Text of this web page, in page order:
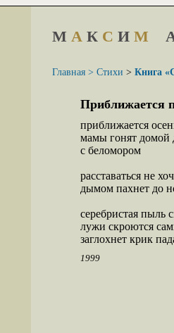
М А К С И М
Главная > Стихи > Книга
Приближается
приближается
мамы гонят домой
с беломором
расставаться не
дымом пахнет до
серебристая пыль
лужи скроются
заглохнет крик
1999